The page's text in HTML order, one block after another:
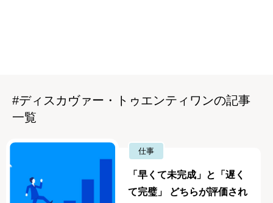
#ディスカヴァー・トゥエンティワンの記事
一覧
仕事
「早くて未完成」と「遅く
て完璧」 どちらが評価され